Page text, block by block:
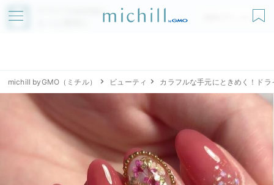
アプリでmichillが
無料ダウンロード
michill byGMO（ミチル） ビューティ カラフルな手元にときめく！ド